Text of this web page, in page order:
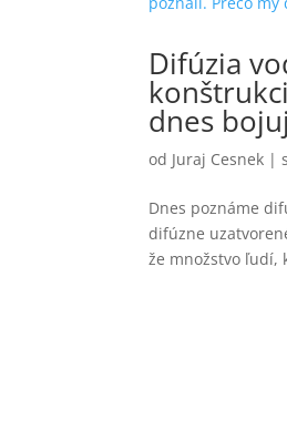
Difúzia
dnes
od Juraj Cesnek |
Dnes poznáme
difúzne
že množstvo ľudí,